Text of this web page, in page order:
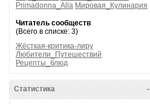
Primadonna_Alla Мировая_Кулинария
Читатель сообществ
(Всего в списке: 3)
Жёсткая-критика-лиру
Любители_Путешествий
Рецепты_блюд
-
Статистика